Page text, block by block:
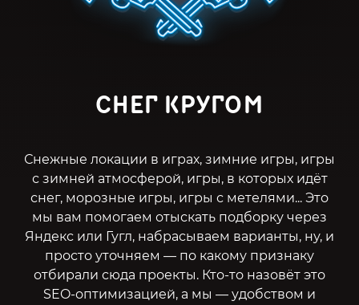
СНЕГ КРУГОМ
Снежные локации в играх, зимние игры, игры
с зимней атмосферой, игры, в которых идёт
снег, морозные игры, игры с метелями... Это
мы вам помогаем отыскать подборку через
Яндекс или Гугл, набрасываем варианты, ну, и
просто уточняем — по какому признаку
отбирали сюда проекты. Кто-то назовёт это
SEO-оптимизацией, а мы — удобством и